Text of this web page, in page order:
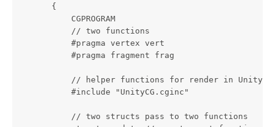
        {
            CGPROGRAM
            // two functions
            #pragma vertex vert
            #pragma fragment frag
            // helper functions for render in Unity
            #include "UnityCG.cginc"
            // two structs pass to two functions